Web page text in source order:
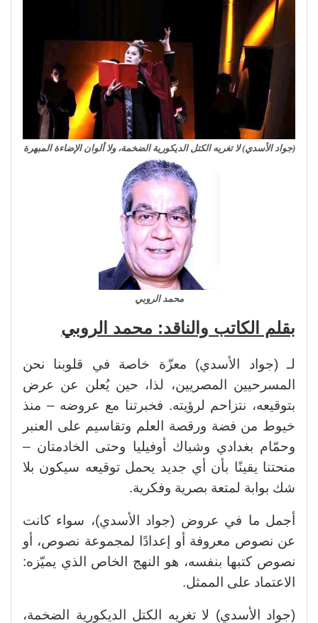
(جواد الأسدي) لا تغريه الكتل الديكورية الضخمة، ولا ألوان الإضاءة المبهرة
محمد الروبي
بقلم الكاتب والناقد: محمد الروبي
لـ (جواد الأسدي) معزّة خاصة في قلوبنا نحن
المسرحيين المصريين، لذا، حين يُعلن عن عرض
بتوقيعه، نتزاحم لرؤيته. فخبرتنا مع عروضه – منذ
خيوط من فضة ورقصة العلم وتقاسيم على العنبر
وحمّام بغدادي وشباك أوفيليا وحتى الخادمتان –
منحتنا يقينًا بأن أي جديد يحمل توقيعه سيكون بلا
شك بوابة لمتعة بصرية وفكرية.
أجمل ما في عروض (جواد الأسدي)، سواء كانت
عن نصوص معروفة أو إعدادًا لمجموعة نصوص، أو
نصوص كتبها بنفسه، هو النهج الخاص الذي يميّزه:
الاعتماد على الممثل.
(جواد الأسدي) لا تغريه الكتل الديكورية الضخمة،